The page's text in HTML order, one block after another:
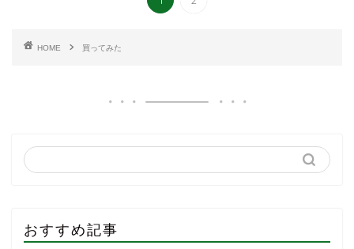
HOME 買ってみた
おすすめ記事